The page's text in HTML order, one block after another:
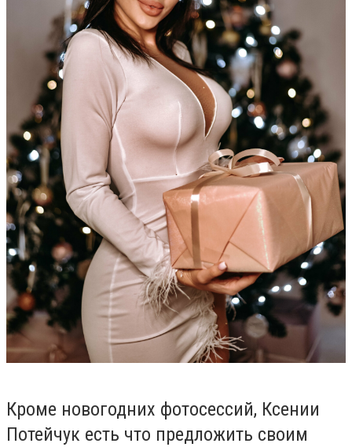
Кроме новогодних фотосессий, Ксении
Потейчук есть что предложить своим